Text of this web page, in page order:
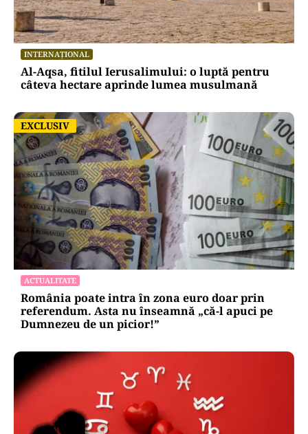
INTERNAȚIONAL
Al-Aqsa, fitilul Ierusalimului: o luptă pentru
câteva hectare aprinde lumea musulmană
EXCLUSIV
EXCLUSIV
ACTUALITATE
România poate intra în zona euro doar prin
referendum. Asta nu înseamnă „că-l apuci pe
Dumnezeu de un picior!”